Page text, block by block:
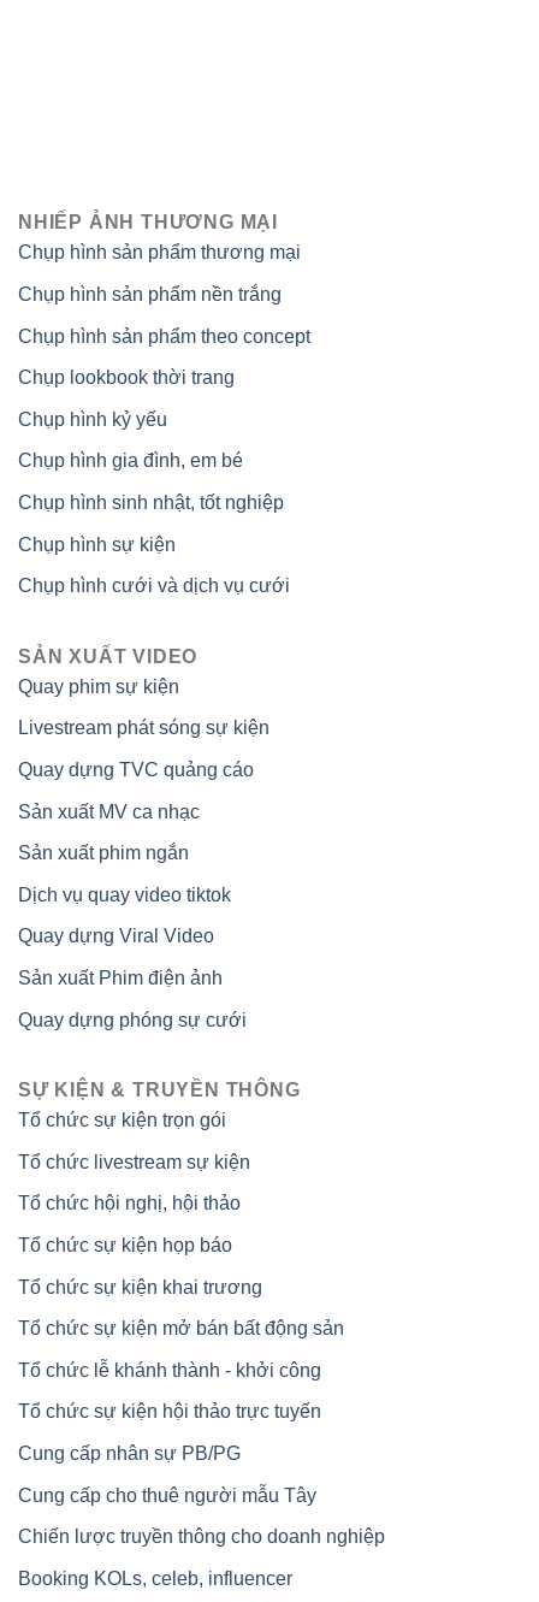
NHIẾP ẢNH THƯƠNG MẠI
Chụp hình sản phẩm thương mại
Chụp hình sản phẩm nền trắng
Chụp hình sản phẩm theo concept
Chụp lookbook thời trang
Chụp hình kỷ yếu
Chụp hình gia đình, em bé
Chụp hình sinh nhật, tốt nghiệp
Chụp hình sự kiện
Chụp hình cưới và dịch vụ cưới
SẢN XUẤT VIDEO
Quay phim sự kiện
Livestream phát sóng sự kiện
Quay dựng TVC quảng cáo
Sản xuất MV ca nhạc
Sản xuất phim ngắn
Dịch vụ quay video tiktok
Quay dựng Viral Video
Sản xuất Phim điện ảnh
Quay dựng phóng sự cưới
SỰ KIỆN & TRUYỀN THÔNG
Tổ chức sự kiện trọn gói
Tổ chức livestream sự kiện
Tổ chức hội nghị, hội thảo
Tổ chức sự kiện họp báo
Tổ chức sự kiện khai trương
Tổ chức sự kiện mở bán bất động sản
Tổ chức lễ khánh thành - khởi công
Tổ chức sự kiện hội thảo trực tuyến
Cung cấp nhân sự PB/PG
Cung cấp cho thuê người mẫu Tây
Chiến lược truyền thông cho doanh nghiệp
Booking KOLs, celeb, influencer